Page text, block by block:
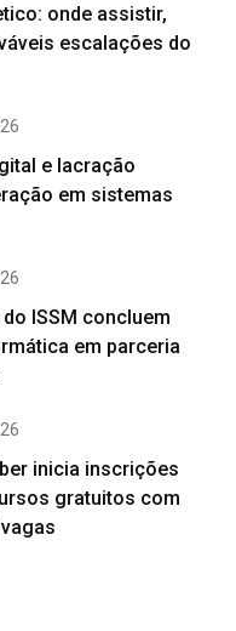
onde assistir,
escalações do
e lacração
em sistemas
ISSM concluem
em parceria
inicia inscrições
gratuitos com